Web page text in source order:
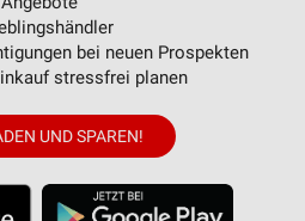
bei neuen Prospekten
stressfrei planen
UND SPAREN!